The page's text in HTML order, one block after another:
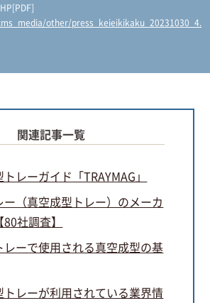
other/press_keieikikaku_20231030_4.
関連記事一覧
レーガイド「TRAYMAG」
ー（真空成型トレー）のメーカ
社調査】
レーで使用される真空成型の基
トレーが利用されている業界情